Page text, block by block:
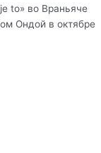
to» во Враньяче
Ондой в октябре